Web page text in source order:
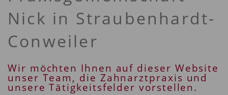
Nick in Straubenhardt-
Conweiler
Wir möchten Ihnen auf dieser Website
unser Team, die Zahnarztpraxis und
unsere Tätigkeitsfelder vorstellen.